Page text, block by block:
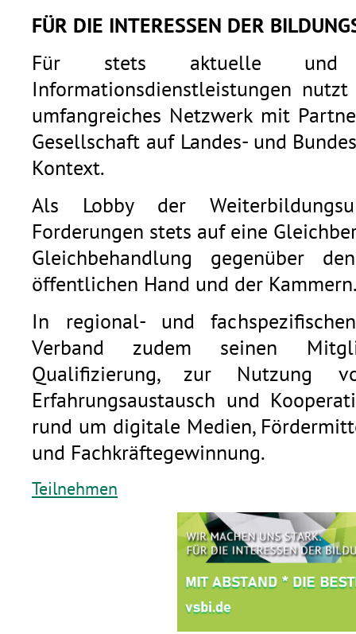
FÜR DIE INTERESSEN DER
Für stets aktuelle und
Informationsdienstleistungen
umfangreiches Netzwerk mit
Gesellschaft auf Landes- und
Kontext.
Als Lobby der
Forderungen stets auf eine
Gleichbehandlung gegenüber
öffentlichen Hand und der
In regional- und
Verband zudem seinen
Qualifizierung, zur Nutzung
Erfahrungsaustausch und
rund um digitale Medien,
und Fachkräftegewinnung.
Teilnehmen